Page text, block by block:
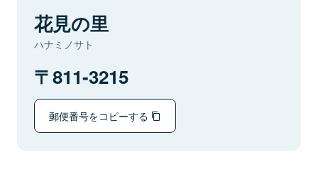
花見の里
ハナミノサト
811-3215
郵便番号をコピーする